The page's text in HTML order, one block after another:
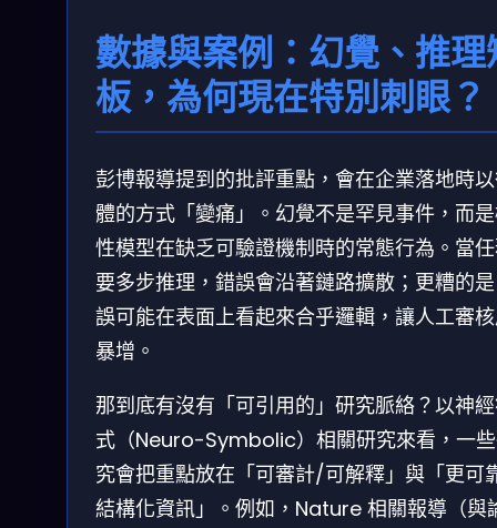
數據與案例：幻覺、推理
板，為何現在特別刺眼？
彭博報導提到的批評重點，會在企業落地時
體的方式「變痛」。幻覺不是罕見事件，而
性模型在缺乏可驗證機制時的常態行為。當
要多步推理，錯誤會沿著鏈路擴散；更糟的
誤可能在表面上看起來合乎邏輯，讓人工審
暴增。
那到底有沒有「可引用的」研究脈絡？以神
式（Neuro-Symbolic）相關研究來看，一
究會把重點放在「可審計/可解釋」與「更可
結構化資訊」。例如，Nature 相關報導（與